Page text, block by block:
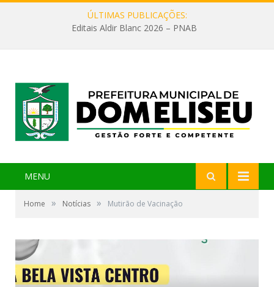
ÚLTIMAS PUBLICAÇÕES:
Editais Aldir Blanc 2026 – PNAB
MENU
Home » Notícias » Mutirão de Vacinação